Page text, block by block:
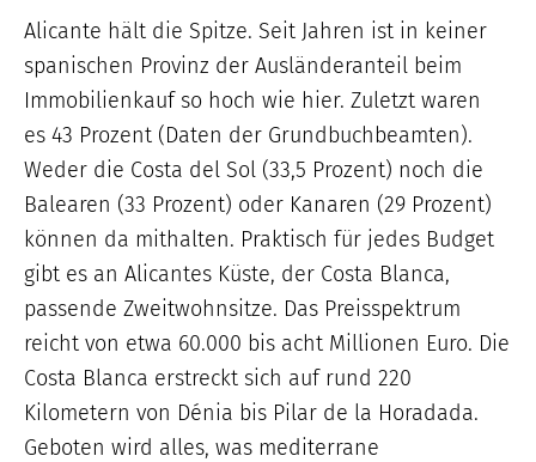
Alicante hält die Spitze. Seit Jahren ist in keiner
spanischen Provinz der Ausländeranteil beim
Immobilienkauf so hoch wie hier. Zuletzt waren
es 43 Prozent (Daten der Grundbuchbeamten).
Weder die Costa del Sol (33,5 Prozent) noch die
Balearen (33 Prozent) oder Kanaren (29 Prozent)
können da mithalten. Praktisch für jedes Budget
gibt es an Alicantes Küste, der Costa Blanca,
passende Zweitwohnsitze. Das Preisspektrum
reicht von etwa 60.000 bis acht Millionen Euro. Die
Costa Blanca erstreckt sich auf rund 220
Kilometern von Dénia bis Pilar de la Horadada.
Geboten wird alles, was mediterrane